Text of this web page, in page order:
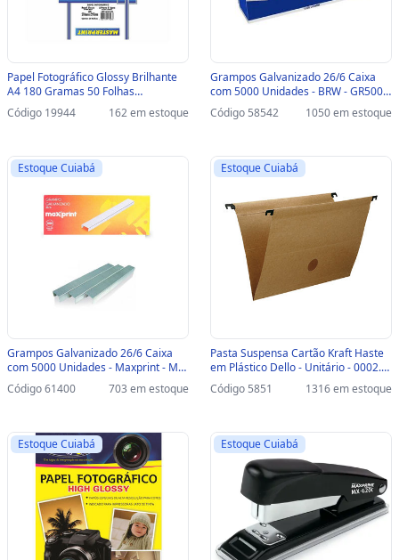
Papel Fotográfico Glossy Brilhante
A4 180 Gramas 50 Folhas
Masterprint - 302010004 -
302010004
Código 19944 162 em estoque
Grampos Galvanizado 26/6 Caixa
com 5000 Unidades - BRW - GR5000
- GR5000
Código 58542 1050 em estoque
Estoque Cuiabá
Grampos Galvanizado 26/6 Caixa
com 5000 Unidades - Maxprint - MX-
S26G - 712094 - 712094
Código 61400 703 em estoque
Estoque Cuiabá
Pasta Suspensa Cartão Kraft Haste
em Plástico Dello - Unitário - 0002.X
- 0002.X.0050.2
Código 5851 1316 em estoque
Estoque Cuiabá Estoque Cuiabá